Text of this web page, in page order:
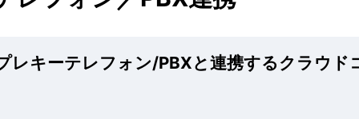
レキーテレフォン/PBXと連携するクラウド